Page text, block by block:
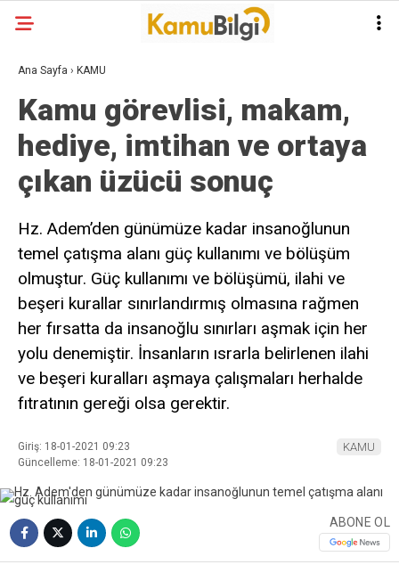
Ana Sayfa › KAMU
Kamu görevlisi, makam,
hediye, imtihan ve ortaya
çıkan üzücü sonuç
Hz. Adem’den günümüze kadar insanoğlunun
temel çatışma alanı güç kullanımı ve bölüşüm
olmuştur. Güç kullanımı ve bölüşümü, ilahi ve
beşeri kurallar sınırlandırmış olmasına rağmen
her fırsatta da insanoğlu sınırları aşmak için her
yolu denemiştir. İnsanların ısrarla belirlenen ilahi
ve beşeri kuralları aşmaya çalışmaları herhalde
fıtratının gereği olsa gerektir.
Giriş: 18-01-2021 09:23
Güncelleme: 18-01-2021 09:23
KAMU
ABONE OL